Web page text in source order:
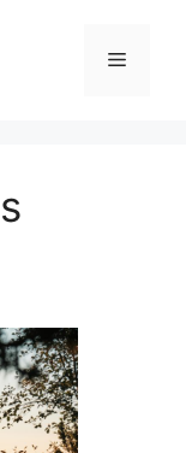
Menu